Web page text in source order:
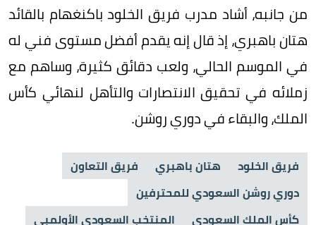
من جانبه، أشاد مدرب فريق الخلود باكنغهام بالقائد
هتان باهبري، إذ قال إنه يقدم أفضل مستوى فني له
في الموسم الحالي، ولعب دقائق كثيرة، وساهم مع
زملائه في تحقيق الانتصارات والتأهل لنهائي كأس
الملك، والبقاء في دوري روشن.
فريق الخلود هتان باهبري
فريق التعاون
دوري روشن السعودي للمحترفين
كأس الملك السعودي
المنتخب السعودي الأولمبي